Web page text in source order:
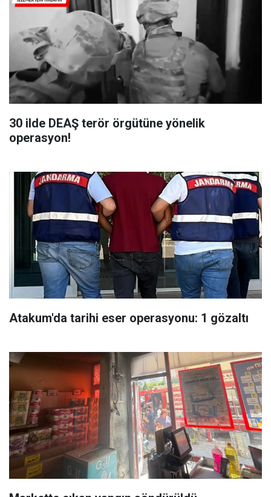
30 ilde DEAŞ terör örgütüne yönelik
operasyon!
Atakum'da tarihi eser operasyonu: 1 gözaltı